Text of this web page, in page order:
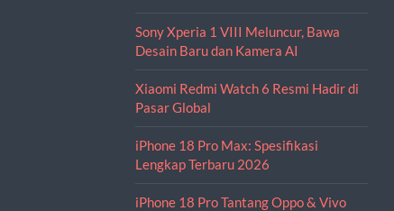
Sony Xperia 1 VIII Meluncur, Bawa
Desain Baru dan Kamera AI
Xiaomi Redmi Watch 6 Resmi Hadir di
Pasar Global
iPhone 18 Pro Max: Spesifikasi
Lengkap Terbaru 2026
iPhone 18 Pro Tantang Oppo & Vivo